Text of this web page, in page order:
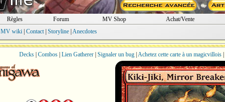
Règles Forum MV Shop Achat/Vente
MV wiki| Contact| Storyline| Anecdotes
Decks Combos Lien Gatherer Signaler un bug Achetez cette carte à un magicvillois